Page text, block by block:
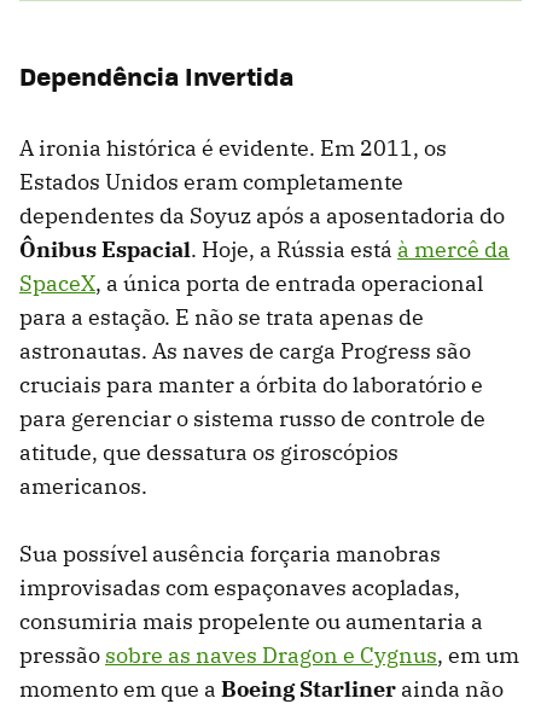
Dependência Invertida
A ironia histórica é evidente. Em 2011, os
Estados Unidos eram completamente
dependentes da Soyuz após a aposentadoria do
Ônibus Espacial. Hoje, a Rússia está à mercê da
SpaceX, a única porta de entrada operacional
para a estação. E não se trata apenas de
astronautas. As naves de carga Progress são
cruciais para manter a órbita do laboratório e
para gerenciar o sistema russo de controle de
atitude, que dessatura os giroscópios
americanos.
Sua possível ausência forçaria manobras
improvisadas com espaçonaves acopladas,
consumiria mais propelente ou aumentaria a
pressão sobre as naves Dragon e Cygnus, em um
momento em que a Boeing Starliner ainda não